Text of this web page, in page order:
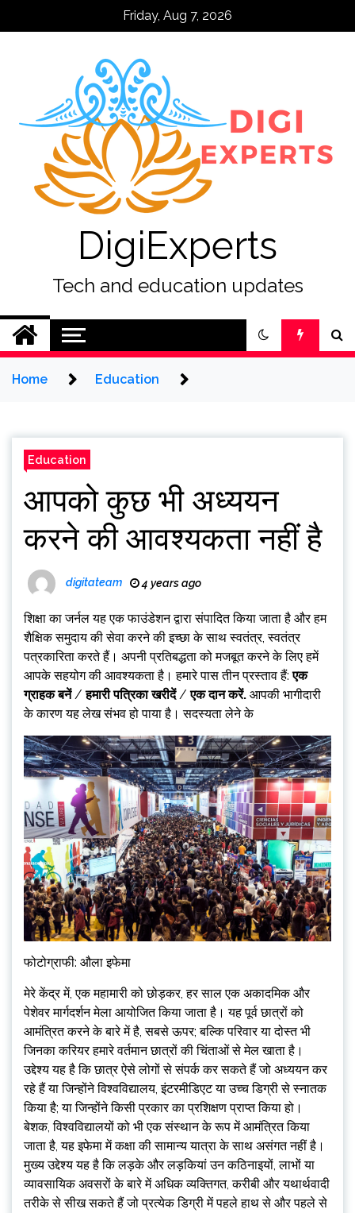
Friday, Aug 7, 2026
DigiExperts
Tech and education updates
Home Education
Education
आपको कुछ भी अध्ययन
करने की आवश्यकता नहीं है
digitateam 4 years ago
शिक्षा का जर्नल यह एक फाउंडेशन द्वारा संपादित किया जाता है और हम
शैक्षिक समुदाय की सेवा करने की इच्छा के साथ स्वतंत्र, स्वतंत्र
पत्रकारिता करते हैं। अपनी प्रतिबद्धता को मजबूत करने के लिए हमें
आपके सहयोग की आवश्यकता है। हमारे पास तीन प्रस्ताव हैं:एक
ग्राहक बनें/हमारी पत्रिका खरीदें/एक दान करें. आपकी भागीदारी
के कारण यह लेख संभव हो पाया है। सदस्यता लेने के
फोटोग्राफी: औला इफेमा
मेरे केंद्र में, एक महामारी को छोड़कर, हर साल एक अकादमिक और
पेशेवर मार्गदर्शन मेला आयोजित किया जाता है। यह पूर्व छात्रों को
आमंत्रित करने के बारे में है, सबसे ऊपर; बल्कि परिवार या दोस्त भी
जिनका करियर हमारे वर्तमान छात्रों की चिंताओं से मेल खाता है।
उद्देश्य यह है कि छात्र ऐसे लोगों से संपर्क कर सकते हैं जो अध्ययन कर
रहे हैं या जिन्होंने विश्वविद्यालय, इंटरमीडिएट या उच्च डिग्री से स्नातक
किया है; या जिन्होंने किसी प्रकार का प्रशिक्षण प्राप्त किया हो।
बेशक, विश्वविद्यालयों को भी एक संस्थान के रूप में आमंत्रित किया
जाता है, यह इफेमा में कक्षा की सामान्य यात्रा के साथ असंगत नहीं है।
मुख्य उद्देश्य यह है कि लड़के और लड़कियां उन कठिनाइयों, लाभों या
व्यावसायिक अवसरों के बारे में अधिक व्यक्तिगत, करीबी और यथार्थवादी
तरीके से सीख सकते हैं जो प्रत्येक डिग्री में पहले हाथ से और पहले से